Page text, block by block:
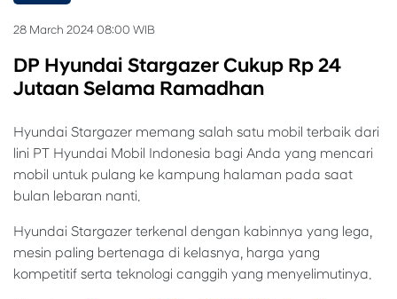
28 March 2024 08:00 WIB
DP Hyundai Stargazer Cukup Rp 24
Jutaan Selama Ramadhan
Hyundai Stargazer memang salah satu mobil terbaik dari
lini PT Hyundai Mobil Indonesia bagi Anda yang mencari
mobil untuk pulang ke kampung halaman pada saat
bulan lebaran nanti.
Hyundai Stargazer terkenal dengan kabinnya yang lega,
mesin paling bertenaga di kelasnya, harga yang
kompetitif serta teknologi canggih yang menyelimutinya.